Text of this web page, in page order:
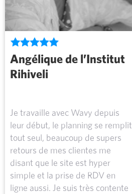
Angélique de l’Institut
Rihiveli
Je travaille avec Wavy depuis
leur début, le planning se remplit
tout seul, beaucoup de supers
retours de mes clientes me
disant que le site est hyper
simple et la prise de RDV en
ligne aussi. Je suis très contente